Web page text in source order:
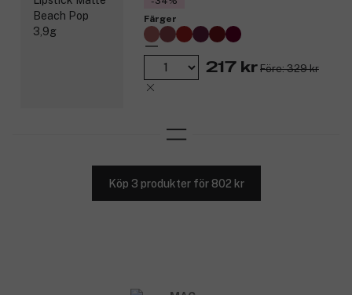
Färger
217 kr Före: 329 kr
Köp 3 produkter för 802 kr